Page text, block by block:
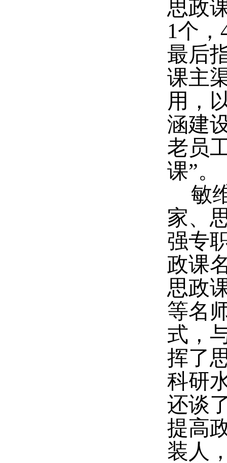
思政
1个，
最后
课主
用，
涵建
老员
课”。
敏
家、
强专
政课
思政
等名
式，
挥了
科研
还谈
提高
装人